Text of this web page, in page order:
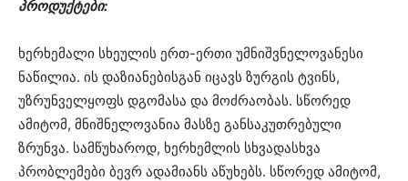
პროდუქტები:
ხერხემალი სხეულის ერთ-ერთი უმნიშვნელოვანესი
ნაწილია. ის დაზიანებისგან იცავს ზურგის ტვინს,
უზრუნველყოფს დგომასა და მოძრაობას. სწორედ
ამიტომ, მნიშნელოვანია მასზე განსაკუთრებული
ზრუნვა. სამწუხაროდ, ხერხემლის სხვადასხვა
პრობლემები ბევრ ადამიანს აწუხებს. სწორედ ამიტომ,